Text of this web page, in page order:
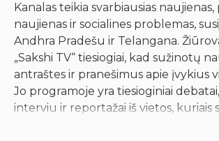
Kanalas teikia svarbiausias
naujienas ir socialines problemas,
Andhra Pradešu ir Telangana.
„Sakshi TV“ tiesiogiai, kad sužinotų
antraštes ir pranešimus apie įvykius
Jo programoje yra tiesioginiai
interviu ir reportažai iš vietos, kuriais